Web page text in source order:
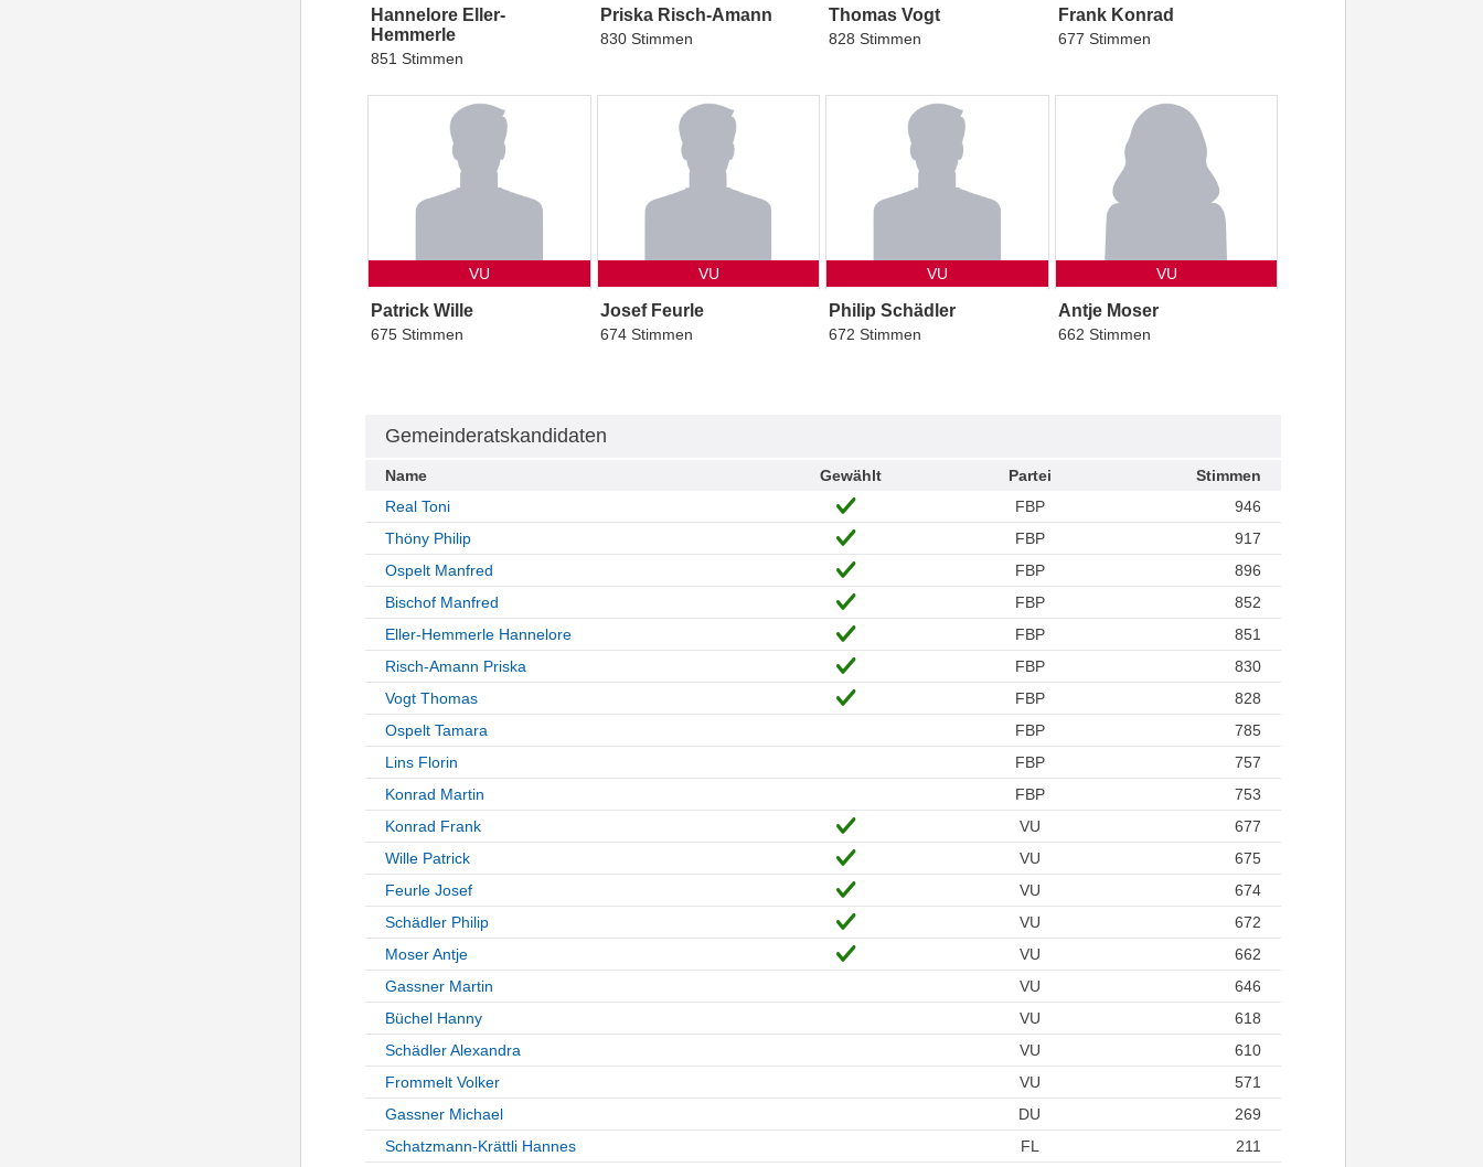
Hannelore Eller-
Hemmerle
851 Stimmen
Priska Risch-Amann
830 Stimmen
Thomas Vogt
828 Stimmen
Frank Konrad
677 Stimmen
VU
Patrick Wille
675 Stimmen
VU
Josef Feurle
674 Stimmen
VU
Philip Schädler
672 Stimmen
VU
Antje Moser
662 Stimmen
Gemeinderatskandidaten
Name Gewählt Partei
Stimmen
Real Toni
FBP
946
Thöny Philip
FBP
917
Ospelt Manfred
FBP
896
Bischof Manfred
FBP
852
Eller-Hemmerle Hannelore
FBP
851
Risch-Amann Priska
FBP
830
Vogt Thomas
FBP
828
Ospelt Tamara
FBP
785
Lins Florin
FBP
757
Konrad Martin
FBP
753
Konrad Frank
VU
677
Wille Patrick
VU
675
Feurle Josef
VU
674
Schädler Philip
VU
672
Moser Antje
VU
662
Gassner Martin
VU
646
Büchel Hanny
VU
618
Schädler Alexandra
VU
610
Frommelt Volker
VU
571
Gassner Michael
DU
269
Schatzmann-Krättli Hannes
FL
211